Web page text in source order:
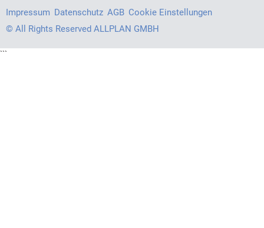
Impressum Datenschutz AGB Cookie Einstellungen
© All Rights Reserved ALLPLAN GMBH
```